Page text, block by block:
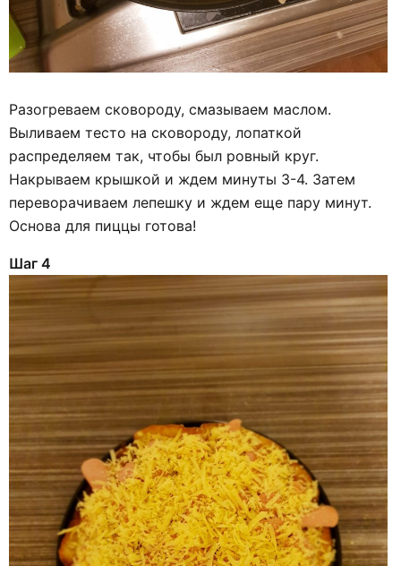
Разогреваем сковороду, смазываем маслом.
Выливаем тесто на сковороду, лопаткой
распределяем так, чтобы был ровный круг.
Накрываем крышкой и ждем минуты 3-4. Затем
переворачиваем лепешку и ждем еще пару минут.
Основа для пиццы готова!
Шаг 4